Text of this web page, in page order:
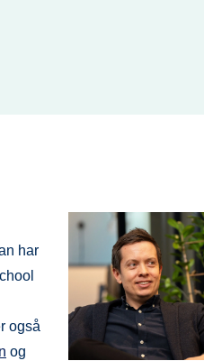
har
også
og